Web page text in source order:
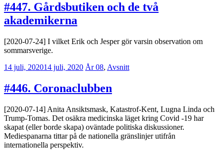
#447. Gårdsbutiken och de två
akademikerna
[2020-07-24] I vilket Erik och Jesper gör varsin observation om
sommarsverige.
14 juli, 202014 juli, 2020 Erik
År 08, Avsnitt
#446. Coronaclubben
[2020-07-14] Anita Ansiktsmask, Katastrof-Kent, Lugna Linda och
Trump-Tomas. Det osäkra medicinska läget kring Covid -19 har
skapat (eller borde skapa) oväntade politiska diskussioner.
Mediespanarna tittar på de nationella gränslinjer utifrån
internationella perspektiv.